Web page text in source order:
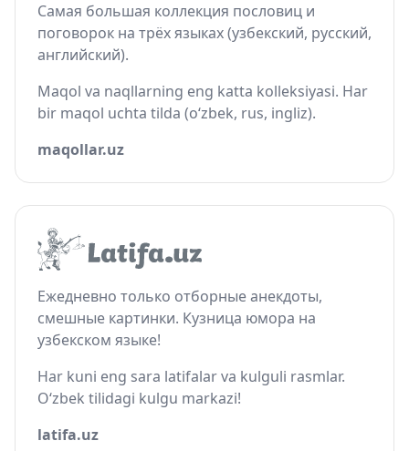
Самая большая коллекция пословиц и
поговорок на трёх языках (узбекский, русский,
английский).
Maqol va naqllarning eng katta kolleksiyasi. Har
bir maqol uchta tilda (o‘zbek, rus, ingliz).
maqollar.uz
Ежедневно только отборные анекдоты,
смешные картинки. Кузница юмора на
узбекском языке!
Har kuni eng sara latifalar va kulguli rasmlar.
O‘zbek tilidagi kulgu markazi!
latifa.uz